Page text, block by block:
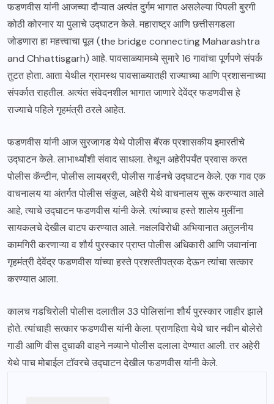
फडणवीस यांनी आजच्या दौऱ्यात अत्यंत दुर्गम भागात असलेल्या पिपली बुरगी
कोठी कोरनार या पुलाचे उद्घाटन केले. महाराष्ट्र आणि छत्तीसगडला
जोडणारा हा महत्त्वाचा पूल (the bridge connecting Maharashtra
and Chhattisgarh) आहे. पावसाळ्यामध्ये सुमारे 16 गावांचा पूर्णपणे संपर्क
तुटत होता. आता येथील ग्रामस्थ पावसाळ्यातही राज्याच्या आणि प्रशासनाच्या
संपर्कात राहतील. अत्यंत संवेदनशील भागात जाणारे देवेंद्र फडणवीस हे
राज्याचे पहिले गृहमंत्री ठरले आहेत.
फडणवीस यांनी आज सुरजागड येथे पोलीस बॅरक प्रशासकीय इमारतीचे
उद्घाटन केले. लाभार्थ्यांशी संवाद साधला. तेथून अहेरीपर्यंत प्रवास करत
पोलीस कॅन्टीन, पोलीस लायब्ररी, पोलीस गार्डनचे उद्घाटन केले. एक गाव एक
वाचनालय या अंतर्गत पोलीस संकुल, अहेरी येथे वाचनालय सुरू करण्यात आले
आहे, त्याचे उद्घाटन फडणवीस यांनी केले. त्यांच्याच हस्ते शालेय मुलींना
सायकलचे देखील वाटप करण्यात आले. नक्षलविरोधी अभियानात अतुलनीय
कामगिरी करणाऱ्या व शौर्य पुरस्कार प्राप्त पोलीस अधिकारी आणि जवानांना
गृहमंत्री देवेंद्र फडणवीस यांच्या हस्ते प्रशस्तीपत्रक देऊन त्यांचा सत्कार
करण्यात आला.
कालच गडचिरोली पोलीस दलातील 33 पोलिसांना शौर्य पुरस्कार जाहीर झाले
होते. त्यांचाही सत्कार फडणवीस यांनी केला. प्राणहिता येथे चार नवीन बोलेरो
गाडी आणि वीस दुचाकी वाहने नव्याने पोलीस दलाला देण्यात आली. तर अहेरी
येथे पाच मोबाईल टॉवरचे उद्घाटन देखील फडणवीस यांनी केले.